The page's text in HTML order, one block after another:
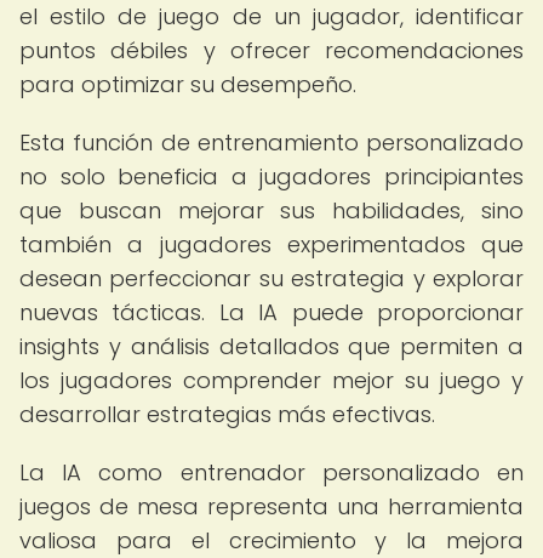
el estilo de juego de un jugador, identificar
puntos débiles y ofrecer recomendaciones
para optimizar su desempeño.
Esta función de entrenamiento personalizado
no solo beneficia a jugadores principiantes
que buscan mejorar sus habilidades, sino
también a jugadores experimentados que
desean perfeccionar su estrategia y explorar
nuevas tácticas. La IA puede proporcionar
insights y análisis detallados que permiten a
los jugadores comprender mejor su juego y
desarrollar estrategias más efectivas.
La IA como entrenador personalizado en
juegos de mesa representa una herramienta
valiosa para el crecimiento y la mejora